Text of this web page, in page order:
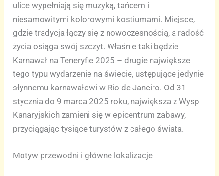
ulice wypełniają się muzyką, tańcem i
niesamowitymi kolorowymi kostiumami. Miejsce,
gdzie tradycja łączy się z nowoczesnością, a radość
życia osiąga swój szczyt. Właśnie taki będzie
Karnawał na Teneryfie 2025 – drugie największe
tego typu wydarzenie na świecie, ustępujące jedynie
słynnemu karnawałowi w Rio de Janeiro. Od 31
stycznia do 9 marca 2025 roku, największa z Wysp
Kanaryjskich zamieni się w epicentrum zabawy,
przyciągając tysiące turystów z całego świata.
Motyw przewodni i główne lokalizacje